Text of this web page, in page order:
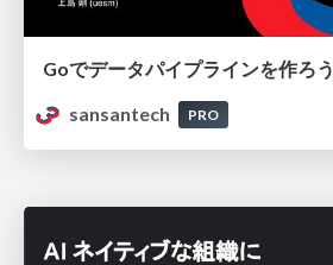
Goでデータパイプラインを作ろう
sansantech
PRO